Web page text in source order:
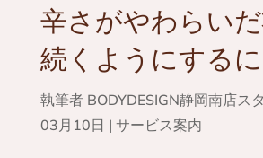
辛さがやわらい
続くようにするに
執筆者 BODYDESIGN静岡南店ス
03月10日 | サービス案内